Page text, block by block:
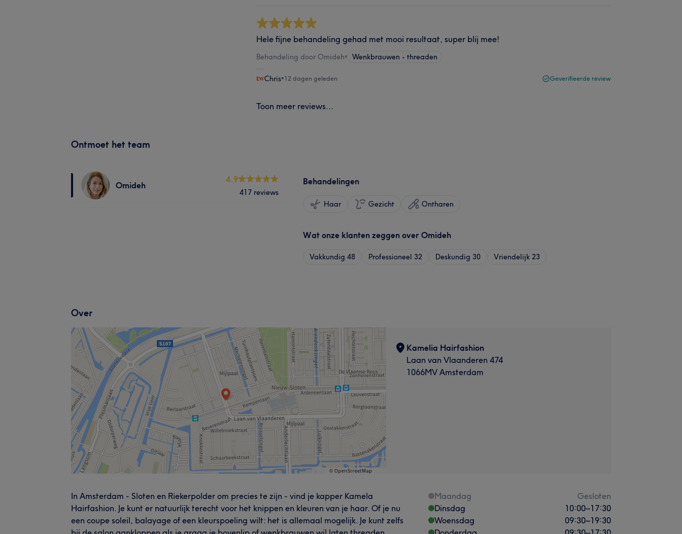
Hele fijne behandeling gehad met mooi resultaat, super blij mee!
Behandeling door Omideh• Wenkbrauwen - threaden
Chris•12 dagen geleden Geverifieerde review
Toon meer reviews...
Ontmoet het team
Omideh
4.9
417 reviews
Behandelingen
Haar Gezicht Ontharen
Wat onze klanten zeggen over Omideh
Vakkundig 48 Professioneel 32 Deskundig 30 Vriendelijk 23
Over
Kamelia Hairfashion
Laan van Vlaanderen 474
1066MV Amsterdam
In Amsterdam - Sloten en Riekerpolder om precies te zijn - vind je kapper Kamela
Hairfashion. Je kunt er natuurlijk terecht voor het knippen en kleuren van je haar. Of je nu
een coupe soleil, balayage of een kleurspoeling wilt: het is allemaal mogelijk. Je kunt zelfs
Maandag
Gesloten
Dinsdag
10:00–17:30
Woensdag
09:30–19:30